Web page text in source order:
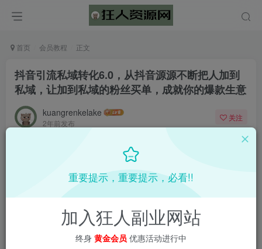
首页 会员教程 正文
抖音引流私域转化6.0，从抖音源源不断把人加到
私域，让加到私域的粉丝买单，成就你的爆款生意
kuangrenkelake
2年前发布
关注
重要提示，重要提示，必看!!
加入狂人副业网站
终身 黄金会员 优惠活动进行中